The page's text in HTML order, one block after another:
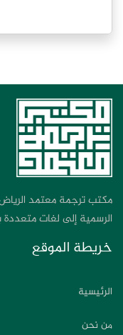
مكتب ترجمة معتمد
الرسمية إلى لغات
خريطة الموقع
الرئيسية
من نحن